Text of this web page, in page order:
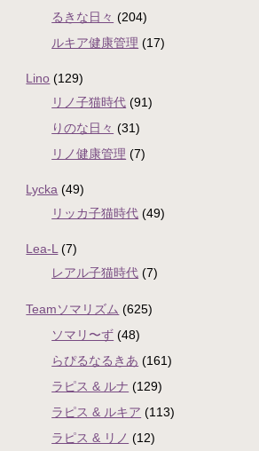
るきな日々 (204)
ルキア健康管理 (17)
Lino (129)
リノ子猫時代 (91)
りのな日々 (31)
リノ健康管理 (7)
Lycka (49)
リッカ子猫時代 (49)
Lea-L(7)
レアル子猫時代 (7)
Teamソマリズム (625)
ソマリ〜ず (48)
らぴるなるきあ (161)
ラピス & ルナ (129)
ラピス & ルキア (113)
ラピス & リノ (12)